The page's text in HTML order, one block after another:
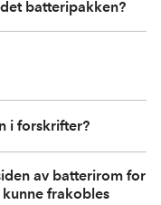
batteripakken?
i forskrifter?
av batterirom for
frakobles